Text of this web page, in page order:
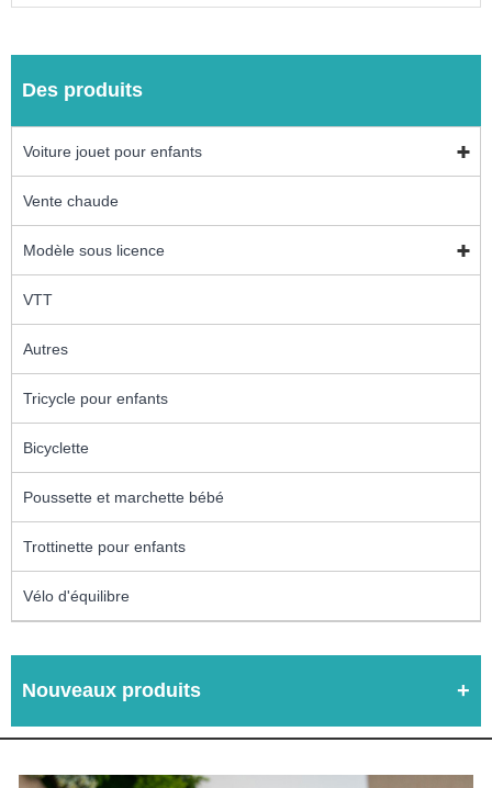
Des produits
Voiture jouet pour enfants
Vente chaude
Modèle sous licence
VTT
Autres
Tricycle pour enfants
Bicyclette
Poussette et marchette bébé
Trottinette pour enfants
Vélo d'équilibre
Nouveaux produits